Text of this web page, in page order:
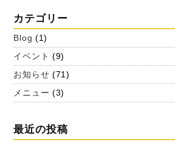
カテゴリー
Blog (1)
イベント (9)
お知らせ (71)
メニュー (3)
最近の投稿